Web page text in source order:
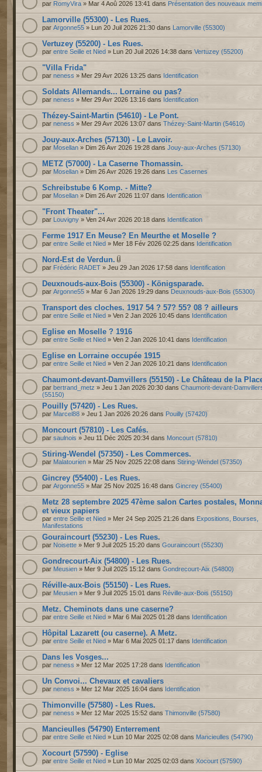
par RomyVira » Mar 4 Aoû 2026 13:41 dans Présentation des nouveaux
Lamorville (55300) - Les Rues.
par Argonne55 » Lun 20 Juil 2026 21:30 dans Lamorville (55300)
Vertuzey (55200) - Les Rues.
par entre Seille et Nied » Lun 20 Juil 2026 14:38 dans Vertuzey (55200)
"Villa Frida"
par neness » Mer 29 Avr 2026 13:25 dans Identification
Soldats Allemands... Lorraine ou pas?
par neness » Mer 29 Avr 2026 13:16 dans Identification
Thézey-Saint-Martin (54610) - Le Pont.
par neness » Mer 29 Avr 2026 13:07 dans Thézey-Saint-Martin (54610)
Jouy-aux-Arches (57130) - Le Lavoir.
par Mosellan » Dim 26 Avr 2026 19:28 dans Jouy-aux-Arches (57130)
METZ (57000) - La Caserne Thomassin.
par Mosellan » Dim 26 Avr 2026 19:26 dans Les Casernes
Schreibstube 6 Komp. - Mitte?
par Mosellan » Dim 26 Avr 2026 11:07 dans Identification
"Front Theater"...
par Louvigny » Ven 24 Avr 2026 20:18 dans Identification
Ferme 1917 En Meuse? En Meurthe et Moselle ?
par entre Seille et Nied » Mer 18 Fév 2026 02:25 dans Identification
Nord-Est de Verdun.
par Frédéric RADET » Jeu 29 Jan 2026 17:58 dans Identification
Deuxnouds-aux-Bois (55300) - Königsparade.
par Argonne55 » Mar 6 Jan 2026 19:29 dans Deuxnouds-aux-Bois (55300)
Transport des cloches. 1917 54 ? 57? 55? 08 ? ailleurs
par entre Seille et Nied » Ven 2 Jan 2026 10:45 dans Identification
Eglise en Moselle ? 1916
par entre Seille et Nied » Ven 2 Jan 2026 10:41 dans Identification
Eglise en Lorraine occupée 1915
par entre Seille et Nied » Ven 2 Jan 2026 10:21 dans Identification
Chaumont-devant-Damvillers (55150) - Le Château de la
par bertrand_metz » Jeu 1 Jan 2026 20:30 dans Chaumont-devant-
(55150)
Pouilly (57420) - Les Rues.
par Marcel88 » Jeu 1 Jan 2026 20:26 dans Pouilly (57420)
Moncourt (57810) - Les Cafés.
par saulnois » Jeu 11 Déc 2025 20:34 dans Moncourt (57810)
Stiring-Wendel (57350) - Les Commerces.
par Malatourien » Mar 25 Nov 2025 22:08 dans Stiring-Wendel (57350)
Gincrey (55400) - Les Rues.
par Argonne55 » Mar 25 Nov 2025 16:48 dans Gincrey (55400)
Metz 28 septembre 2025 47ème salon Cartes postales,
et vieux papiers
par entre Seille et Nied » Mer 24 Sep 2025 21:26 dans Expositions, Bourses,
Manifestations
Gouraincourt (55230) - Les Rues.
par Noisette » Mer 9 Juil 2025 15:20 dans Gouraincourt (55230)
Gondrecourt-Aix (54800) - Les Rues.
par Meusien » Mer 9 Juil 2025 15:12 dans Gondrecourt-Aix (54800)
Réville-aux-Bois (55150) - Les Rues.
par Meusien » Mer 9 Juil 2025 15:01 dans Réville-aux-Bois (55150)
Metz. Cheminots dans une caserne?
par entre Seille et Nied » Mar 6 Mai 2025 01:28 dans Identification
Hôpital Lazarett (ou caserne). A Metz.
par entre Seille et Nied » Mar 6 Mai 2025 01:17 dans Identification
Dans les Vosges...
par neness » Mer 12 Mar 2025 17:28 dans Identification
Un Convoi... Chevaux et cavaliers
par neness » Mer 12 Mar 2025 16:04 dans Identification
Thimonville (57580) - Les Rues.
par neness » Mer 12 Mar 2025 15:52 dans Thimonville (57580)
Mancieulles (54790) Enterrement
par entre Seille et Nied » Lun 10 Mar 2025 02:08 dans Mancieulles (54790)
Xocourt (57590) - Eglise
par entre Seille et Nied » Lun 10 Mar 2025 02:03 dans Xocourt (57590)